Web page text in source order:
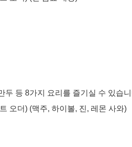
두 등 8가지 요리를 즐기실 수 있습
오더) (맥주, 하이볼, 진, 레몬 사와)